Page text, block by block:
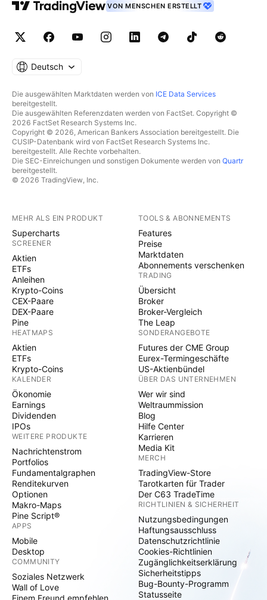
VON MENSCHEN ERSTELLT
Deutsch
Die ausgewählten Marktdaten werden von ICE Data Services
bereitgestellt.
Die ausgewählten Referenzdaten werden von FactSet. Copyright ©
2026 FactSet Research Systems Inc.
Copyright © 2026, American Bankers Association bereitgestellt. Die
CUSIP-Datenbank wird von FactSet Research Systems Inc.
bereitgestellt. Alle Rechte vorbehalten.
Die SEC-Einreichungen und sonstigen Dokumente werden von Quartr
bereitgestellt.
© 2026 TradingView, Inc.
MEHR ALS EIN PRODUKT
Supercharts
SCREENER
Aktien
ETFs
Anleihen
Krypto-Coins
CEX-Paare
DEX-Paare
Pine
HEATMAPS
Aktien
ETFs
Krypto-Coins
KALENDER
Ökonomie
Earnings
Dividenden
IPOs
WEITERE PRODUKTE
Nachrichtenstrom
Portfolios
Fundamentalgraphen
Renditekurven
Optionen
Makro-Maps
Pine Script®
APPS
Mobile
Desktop
COMMUNITY
Soziales Netzwerk
Wall of Love
Einem Freund empfehlen
TOOLS & ABONNEMENTS
Features
Preise
Marktdaten
Abonnements verschenken
TRADING
Übersicht
Broker
Broker-Vergleich
The Leap
SONDERANGEBOTE
Futures der CME Group
Eurex-Termingeschäfte
US-Aktienbündel
ÜBER DAS UNTERNEHMEN
Wer wir sind
Weltraummission
Blog
Hilfe Center
Karrieren
Media Kit
MERCH
TradingView-Store
Tarotkarten für Trader
Der C63 TradeTime
RICHTLINIEN & SICHERHEIT
Nutzungsbedingungen
Haftungsausschluss
Datenschutzrichtlinie
Cookies-Richtlinien
Zugänglichkeitserklärung
Sicherheitstipps
Bug-Bounty-Programm
Statusseite